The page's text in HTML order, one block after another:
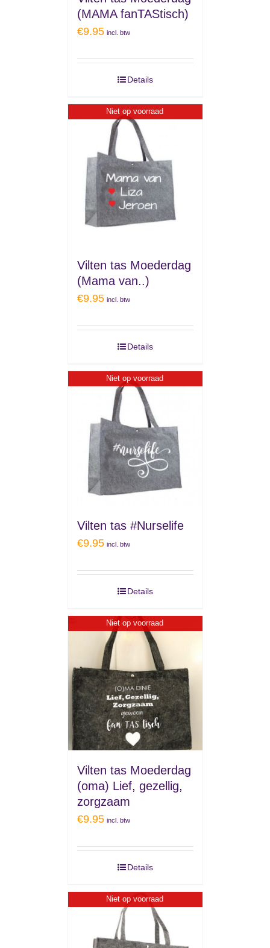
(MAMA fanTAStisch)
€9.95 incl. btw
Details
Niet op voorraad
Vilten tas Moederdag
(Mama van..)
€9.95 incl. btw
Details
Niet op voorraad
Vilten tas #Nurselife
€9.95 incl. btw
Details
Niet op voorraad
Vilten tas Moederdag
(oma) Lief, gezellig,
zorgzaam
€9.95 incl. btw
Details
Niet op voorraad